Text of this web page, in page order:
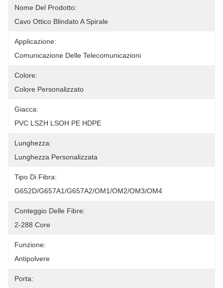
Nome Del Prodotto:
Cavo Ottico Blindato A Spirale
Applicazione:
Comunicazione Delle Telecomunicazioni
Colore:
Colore Personalizzato
Giacca:
PVC LSZH LSOH PE HDPE
Lunghezza:
Lunghezza Personalizzata
Tipo Di Fibra:
G652D/G657A1/G657A2/OM1/OM2/OM3/OM4
Conteggio Delle Fibre:
2-288 Core
Funzione:
Antipolvere
Porta: